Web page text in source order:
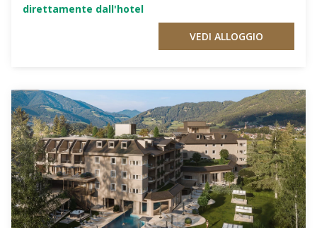
direttamente dall'hotel
VEDI ALLOGGIO